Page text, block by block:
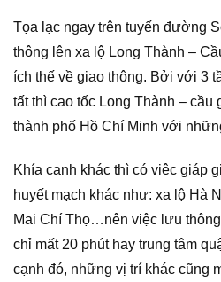
Tọa lạc ngay trên tuyến đường
thông lên xa lộ Long Thành –
ích thế về giao thông. Bởi với 3
tất thì cao tốc Long Thành – cầu
thành phố Hồ Chí Minh với
Khía cạnh khác thì có việc giáp
huyết mạch khác như: xa lộ Hà
Mai Chí Thọ…nên việc lưu
chỉ mất 20 phút hay trung tâm
cạnh đó, những vị trí khác cũng